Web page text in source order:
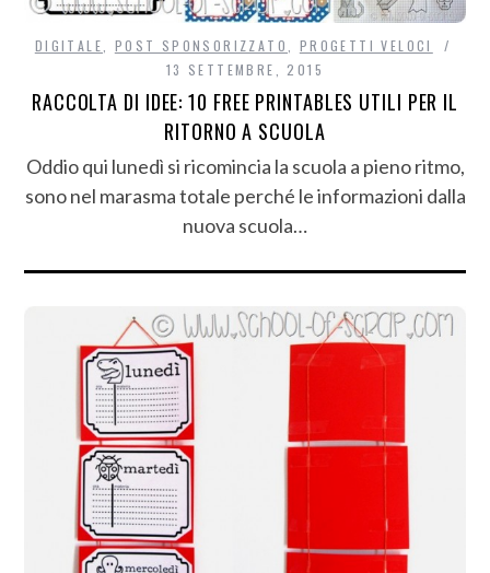
DIGITALE POST SPONSORIZZATO
PROGETTI VELOCI
13 SETTEMBRE, 2015
RACCOLTA DI IDEE: 10 FREE PRINTABLES UTILI PER IL
RITORNO A SCUOLA
Oddio qui lunedì si ricomincia la scuola a pieno ritmo,
sono nel marasma totale perché le informazioni dalla
nuova scuola…